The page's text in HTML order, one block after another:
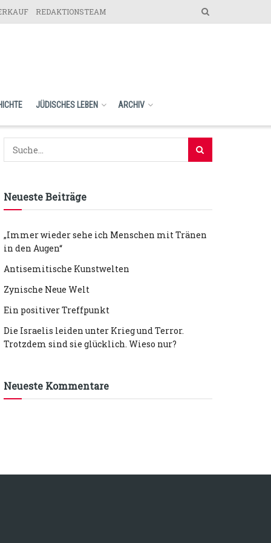
REDAKTIONSTEAM
JÜDISCHES LEBEN ARCHIV
Neueste Beiträge
„Immer wieder sehe ich Menschen mit Tränen
in den Augen“
Antisemitische Kunstwelten
Zynische Neue Welt
Ein positiver Treffpunkt
Die Israelis leiden unter Krieg und Terror.
Trotzdem sind sie glücklich. Wieso nur?
Neueste Kommentare